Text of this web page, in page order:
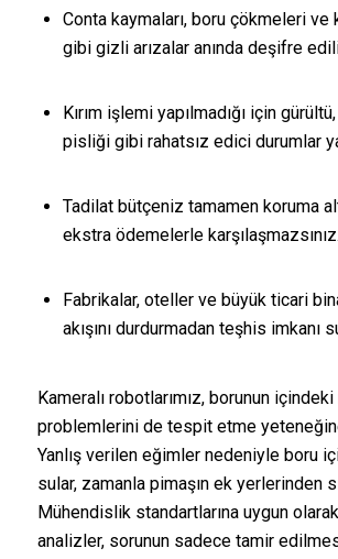
Conta kaymaları, boru çökmeleri
gibi gizli arızalar anında deşifre
Kırım işlemi yapılmadığı için
pisliği gibi rahatsız edici durumlar
Tadilat bütçeniz tamamen koruma
ekstra ödemelerle karşılaşmazsınız.
Fabrikalar, oteller ve büyük ticari
akışını durdurmadan teşhis imkanı
Kameralı robotlarımız, borunun
problemlerini de tespit etme
Yanlış verilen eğimler nedeniyle boru
sular, zamanla pimaşın ek yerlerinden
Mühendislik standartlarına uygun olarak
analizler, sorunun sadece tamir